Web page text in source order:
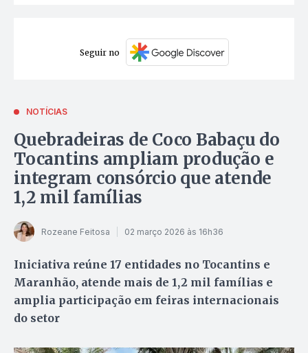
Seguir no
NOTÍCIAS
Quebradeiras de Coco Babaçu do
Tocantins ampliam produção e
integram consórcio que atende
1,2 mil famílias
Rozeane Feitosa 02 março 2026 às 16h36
Iniciativa reúne 17 entidades no Tocantins e
Maranhão, atende mais de 1,2 mil famílias e
amplia participação em feiras internacionais
do setor